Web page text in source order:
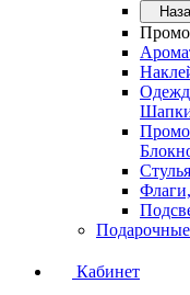
Промо
Кабинет